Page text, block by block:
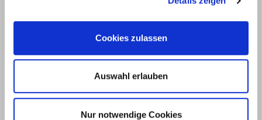
Cookies zulassen
Auswahl erlauben
Nur notwendige Cookies
Produits Service